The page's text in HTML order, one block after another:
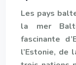
Les pays
la mer
fascinante
l’Estonie, de